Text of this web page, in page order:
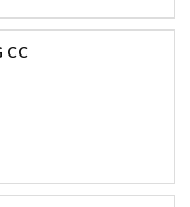
CC